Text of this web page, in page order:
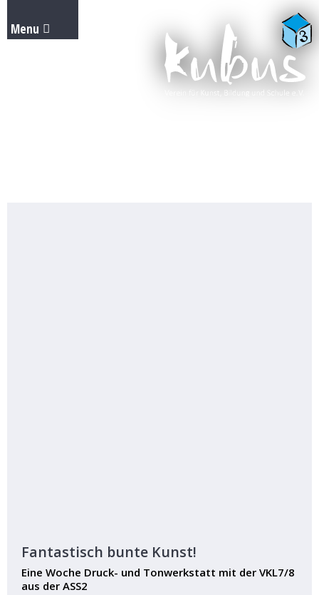
Fantastisch bunte Kunst!
Eine Woche Druck- und Tonwerkstatt mit der VKL7/8
aus der ASS2